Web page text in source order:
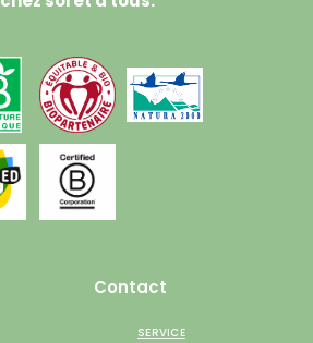
Contact
SERVICE